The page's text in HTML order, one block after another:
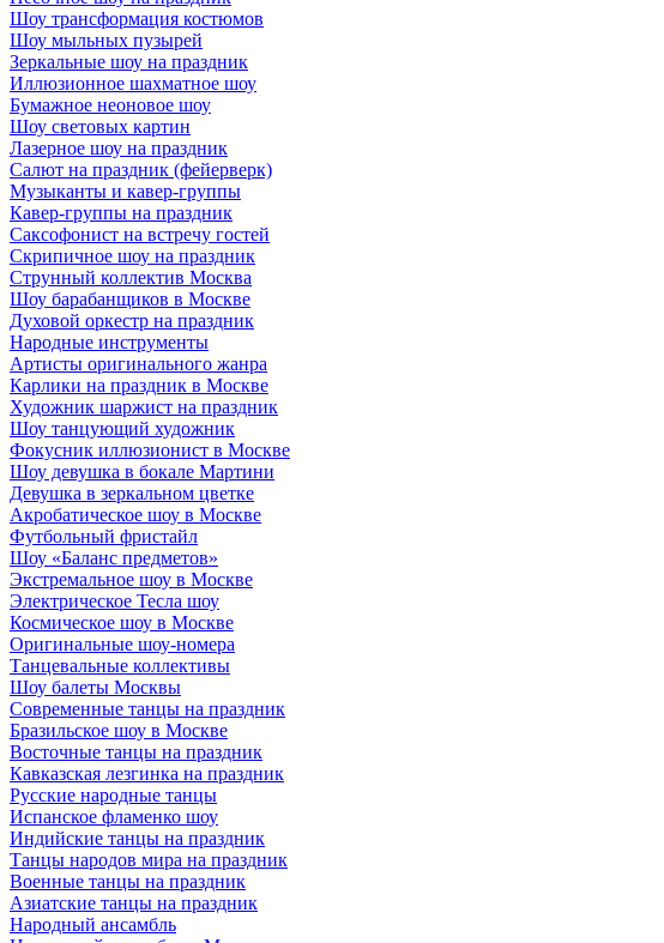
Шоу трансформация костюмов
Шоу мыльных пузырей
Зеркальные шоу на праздник
Иллюзионное шахматное шоу
Бумажное неоновое шоу
Шоу световых картин
Лазерное шоу на праздник
Салют на праздник (фейерверк)
Музыканты и кавер-группы
Кавер-группы на праздник
Саксофонист на встречу гостей
Скрипичное шоу на праздник
Струнный коллектив Москва
Шоу барабанщиков в Москве
Духовой оркестр на праздник
Народные инструменты
Артисты оригинального жанра
Карлики на праздник в Москве
Художник шаржист на праздник
Шоу танцующий художник
Фокусник иллюзионист в Москве
Шоу девушка в бокале Мартини
Девушка в зеркальном цветке
Акробатическое шоу в Москве
Футбольный фристайл
Шоу «Баланс предметов»
Экстремальное шоу в Москве
Электрическое Тесла шоу
Космическое шоу в Москве
Оригинальные шоу-номера
Танцевальные коллективы
Шоу балеты Москвы
Современные танцы на праздник
Бразильское шоу в Москве
Восточные танцы на праздник
Кавказская лезгинка на праздник
Русские народные танцы
Испанское фламенко шоу
Индийские танцы на праздник
Танцы народов мира на праздник
Военные танцы на праздник
Азиатские танцы на праздник
Народный ансамбль